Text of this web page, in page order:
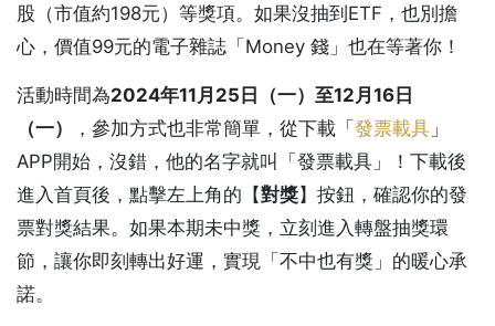
股（市值約198元）等獎項。如果沒抽到ETF，也別擔
心，價值99元的電子雜誌「Money 錢」也在等著你！
活動時間為2024年11月25日（一）至12月16日
（一）
，參加方式也非常簡單，從下載「發票載具 」
APP開始，沒錯，他的名字就叫「發票載具」！下載後
進入首頁後，點擊左上角的【對獎】按鈕，確認你的發
票對獎結果。如果本期未中獎，立刻進入轉盤抽獎環
節，讓你即刻轉出好運，實現「不中也有獎」的暖心承
諾。